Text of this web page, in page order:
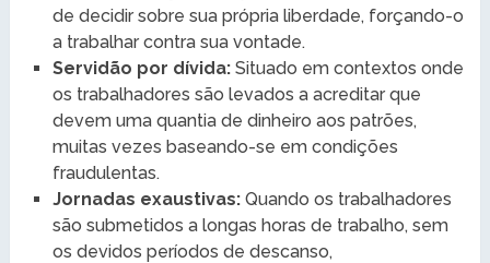
de decidir sobre sua própria liberdade, forçando-o
a trabalhar contra sua vontade.
Servidão por dívida:Situado em contextos onde
os trabalhadores são levados a acreditar que
devem uma quantia de dinheiro aos patrões,
muitas vezes baseando-se em condições
fraudulentas.
Jornadas exaustivas:Quando os trabalhadores
são submetidos a longas horas de trabalho, sem
os devidos períodos de descanso,